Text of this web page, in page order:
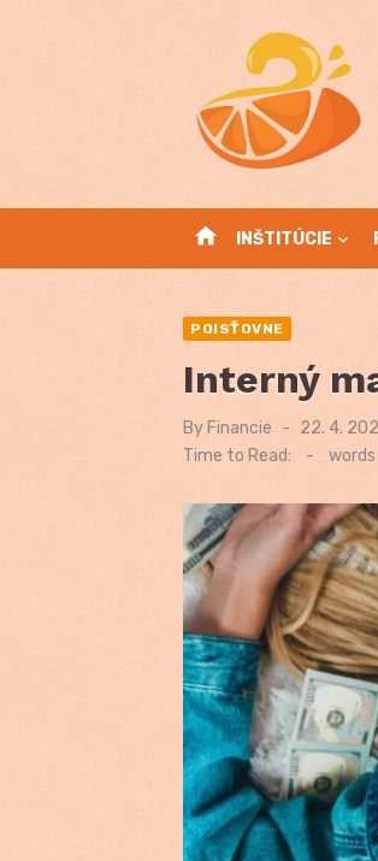
home INŠTITÚCIE
POISŤOVNE
Interný
By Financie
Posted
22. 4.
Time to Read:
- words